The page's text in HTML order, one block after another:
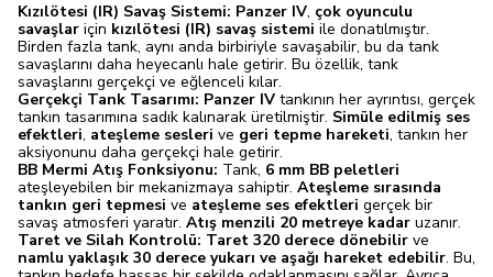
Kızılötesi (IR) Savaş Sistemi: Panzer IV, çok oyunculu
savaşlar için kızılötesi (IR) savaş sistemi ile donatılmıştır.
Birden fazla tank, aynı anda birbiriyle savaşabilir, bu da tank
savaşlarını daha heyecanlı hale getirir. Bu özellik, tank
savaşlarını gerçekçi ve eğlenceli kılar.
Gerçekçi Tank Tasarımı: Panzer IV tankının her ayrıntısı, gerçek
tankın tasarımına sadık kalınarak üretilmiştir. Simüle edilmiş ses
efektleri, ateşleme sesleri ve geri tepme hareketi, tankın her
aksiyonunu daha gerçekçi hale getirir.
BB Mermi Atış Fonksiyonu: Tank, 6 mm BB peletleri
ateşleyebilen bir mekanizmaya sahiptir. Ateşleme sırasında
tankın geri tepmesi ve ateşleme ses efektleri gerçek bir
savaş atmosferi yaratır. Atış menzili 20 metreye kadar uzanır.
Taret ve Silah Kontrolü: Taret 320 derece dönebilir ve
namlu yaklaşık 30 derece yukarı ve aşağı hareket edebilir. Bu,